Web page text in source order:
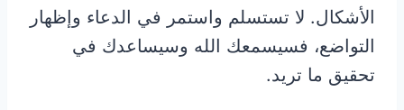
الأشكال. لا تستسلم واستمر في الدعاء وإظهار
التواضع، فسيسمعك الله وسيساعدك في
تحقيق ما تريد.